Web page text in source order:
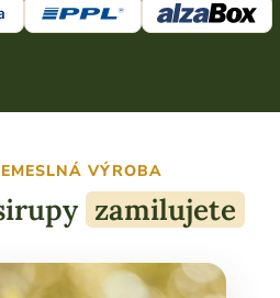
VÝROBA
zamilujete